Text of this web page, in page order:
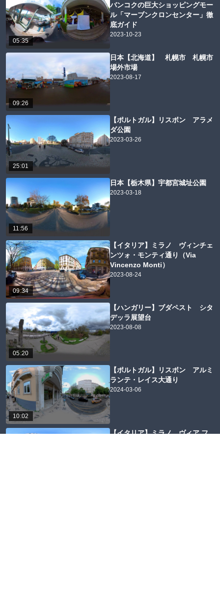
05:35
バンコクの巨大ショッピングモー
ル「マーブンクロンセンター」徹
底ガイド
2023-10-23
09:26
日本【北海道】 札幌市 札幌市
場外市場
2023-08-17
25:01
【ポルトガル】リスボン アラメ
ダ公園
2023-03-26
11:56
日本【栃木県】宇都宮城址公園
2023-03-18
09:34
【イタリア】ミラノ ヴィンチェ
ンツォ・モンティ通り（Via
Vincenzo Monti）
2023-08-24
05:20
【ハンガリー】ブダペスト シタ
デッラ展望台
2023-08-08
10:02
【ポルトガル】リスボン アルミ
ランテ・レイス大通り
2024-03-06
【イタリア】ミラノ ヴィア フ